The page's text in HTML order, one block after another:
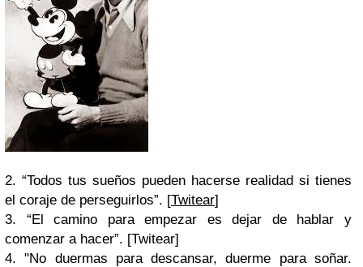
2. “Todos tus sueños pueden hacerse realidad si tienes
el coraje de perseguirlos”. [Twitear]
3. “El camino para empezar es dejar de hablar y
comenzar a hacer”. [Twitear]
4. "No duermas para descansar, duerme para soñar.